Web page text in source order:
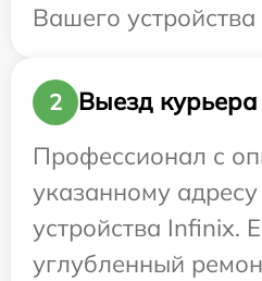
Вашего
2
Выезд
Профессионал с
указанному
устройства Infinix.
углубленный